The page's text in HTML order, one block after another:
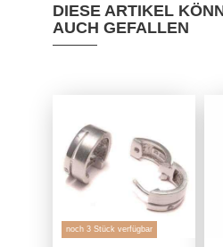
DIESE ARTIKEL
AUCH GEFALLEN
noch 3 Stück verfügbar